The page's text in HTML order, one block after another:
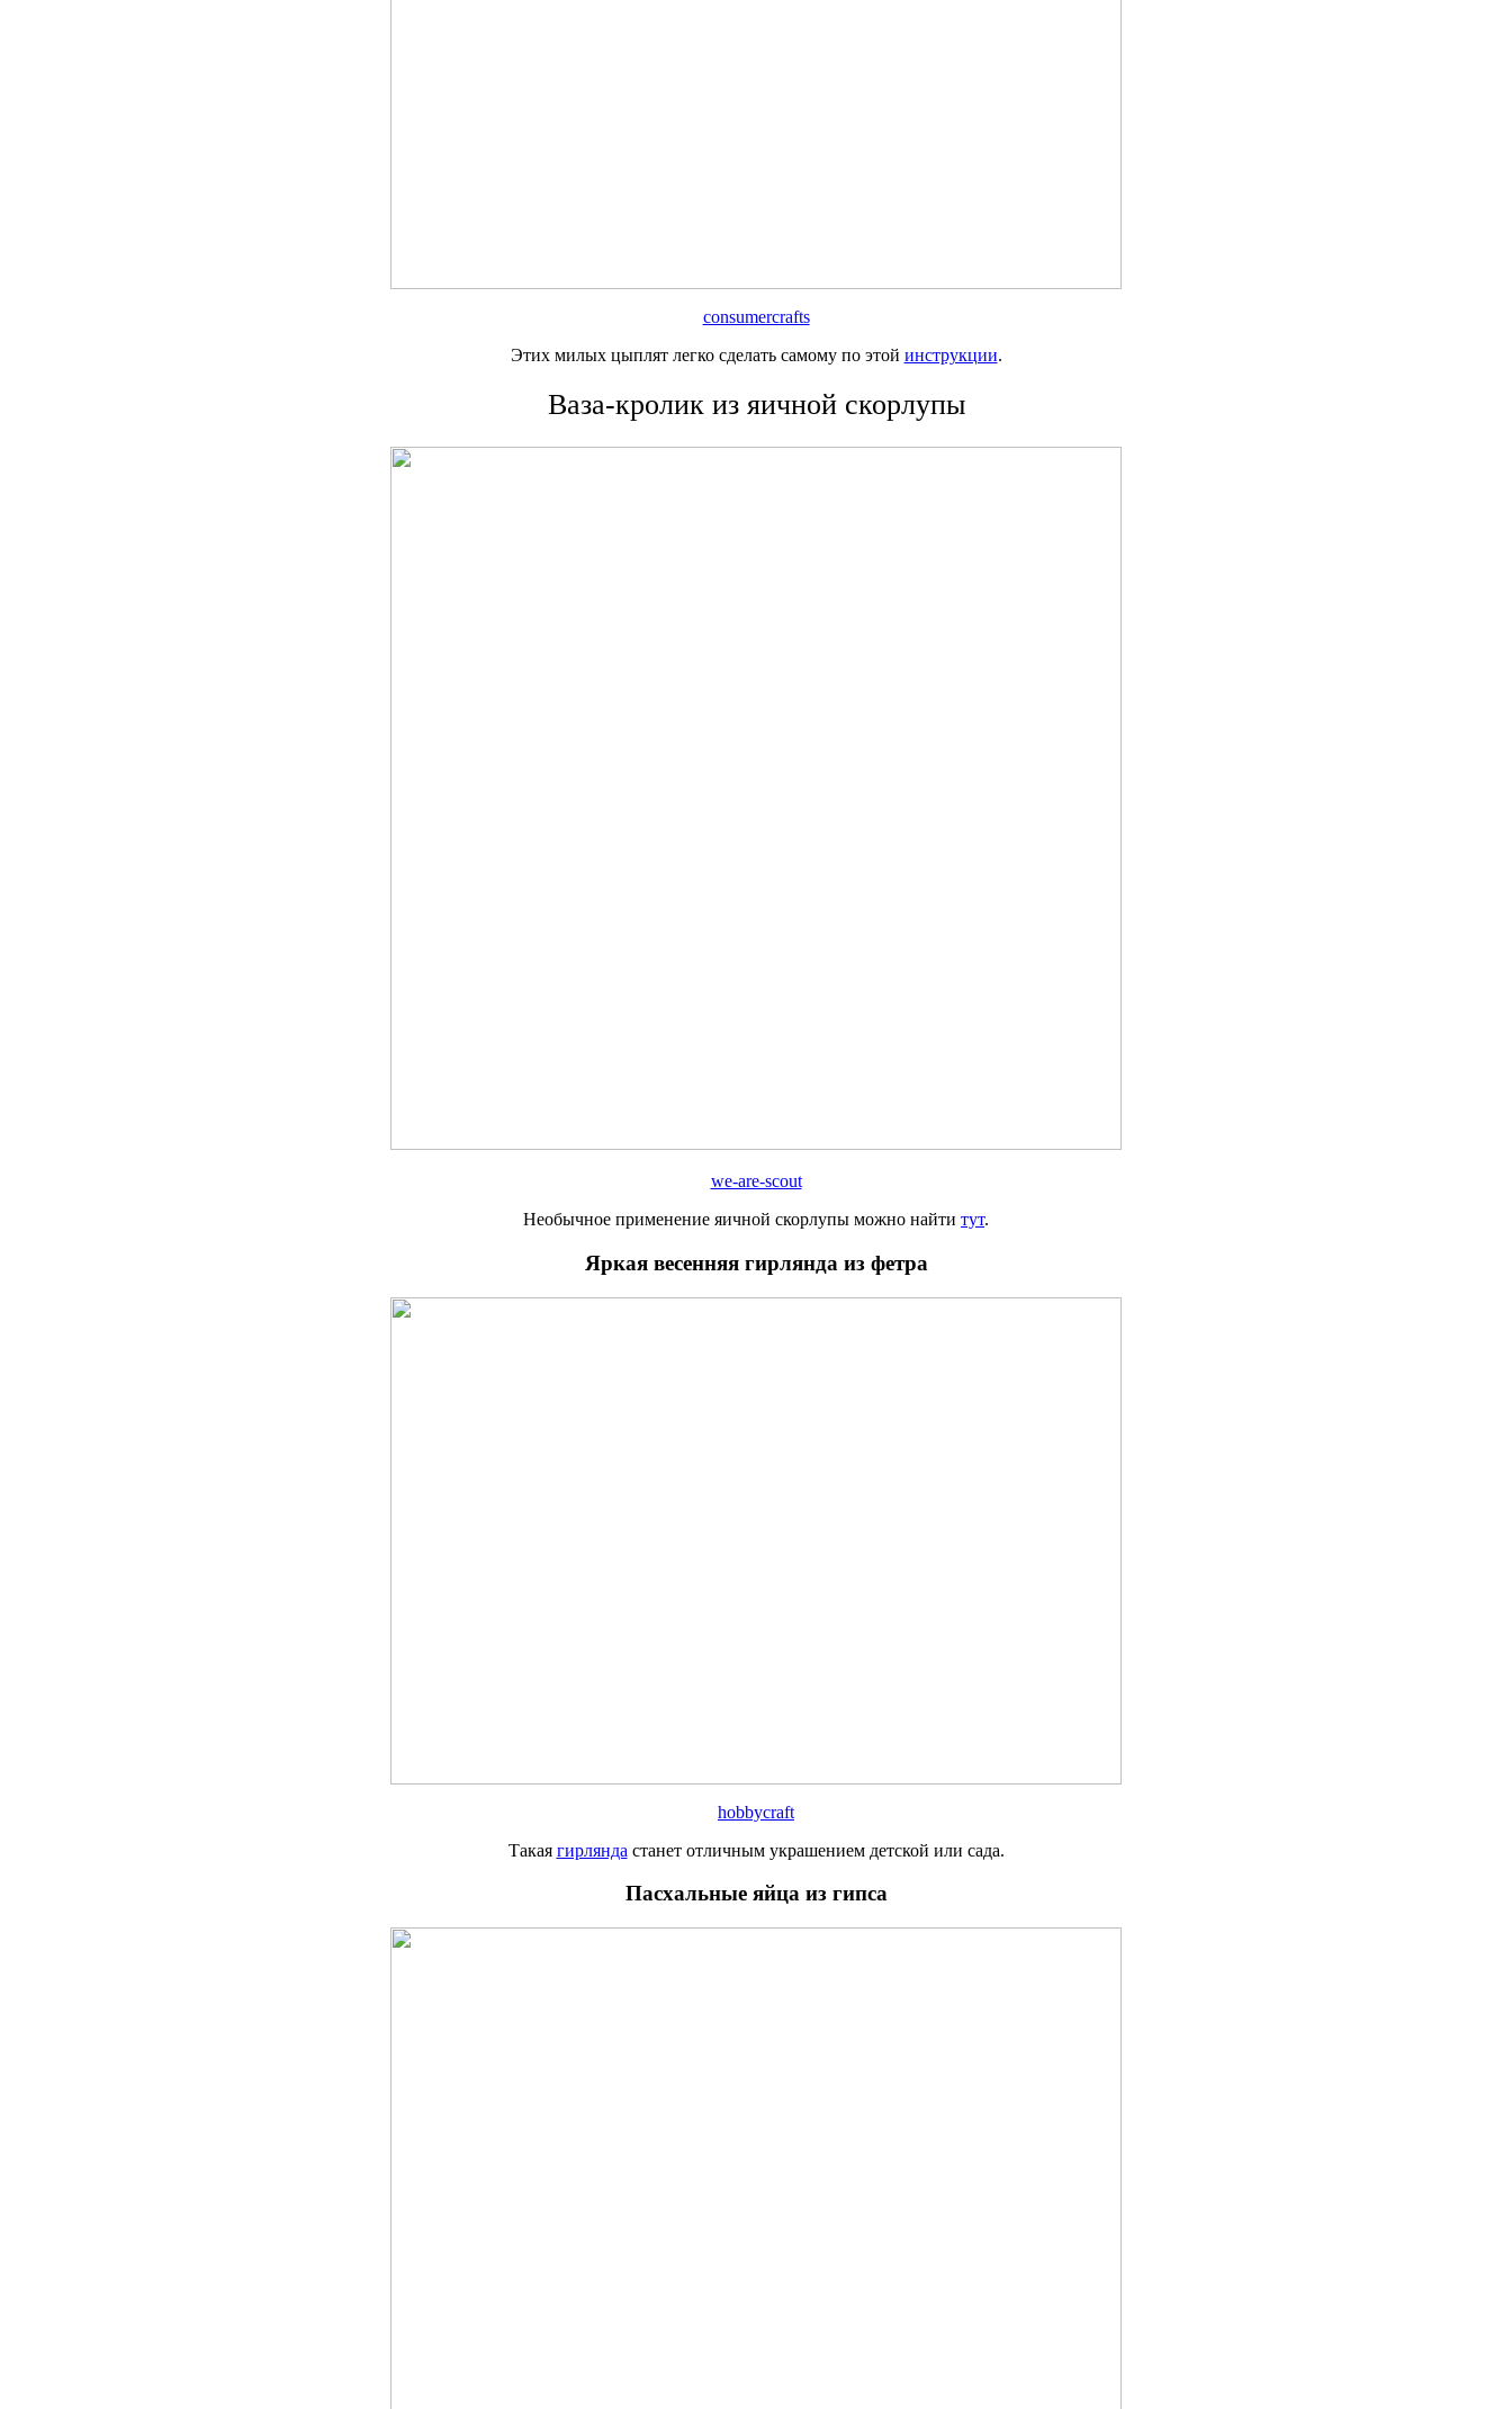
consumercrafts
Этих милых цыплят легко сделать самому по этой инструкции.
Ваза-кролик из яичной скорлупы
we-are-scout
Необычное применение яичной скорлупы можно найти тут.
Яркая весенняя гирлянда из фетра
hobbycraft
Такая гирлянда станет отличным украшением детской или сада.
Пасхальные яйца из гипса